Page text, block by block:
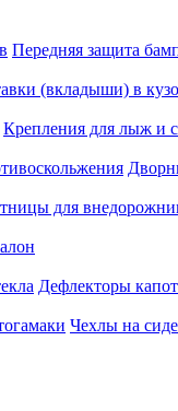
Передняя защита
(вкладыши) в
Крепления для лыж и
для
Дефлекторы
Чехлы на